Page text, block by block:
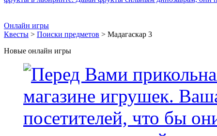
Онлайн игры
Квесты > Поиски предметов > Мадагаскар 3
Новые онлайн игры